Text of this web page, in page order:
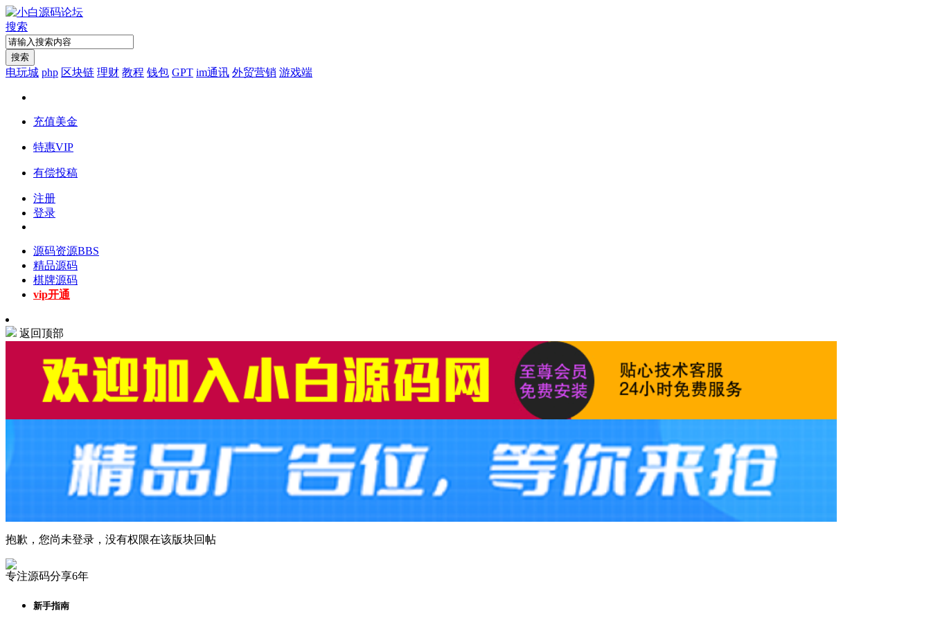
搜索
搜索
电玩城 php 区块链 理财 教程 钱包 GPT im通讯 外贸营销 游戏端
充值美金
特惠VIP
有偿投稿
注册
登录
源码资源BBS
精品源码
棋牌源码
vip开通
返回顶部
抱歉，您尚未登录，没有权限在该版块回帖
专注源码分享6年
新手指南